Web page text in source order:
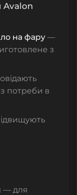
на фару —
з
потреби в
— для